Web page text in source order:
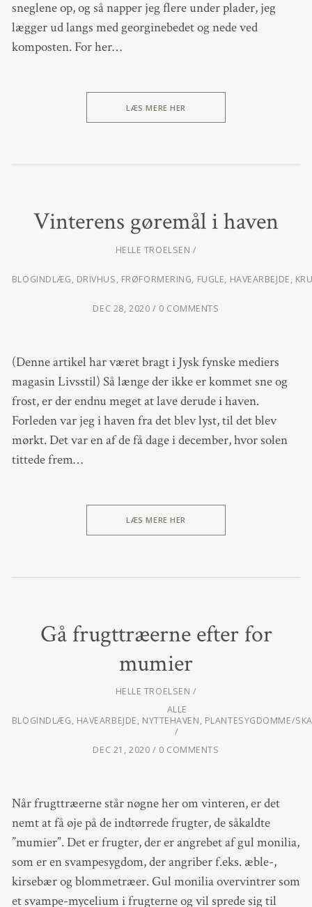
sneglene op, og så napper jeg flere under plader, jeg
lægger ud langs med georginebedet og nede ved
komposten. For her…
LÆS MERE HER
Vinterens gøremål i haven
HELLE TROELSEN
BLOGINDLÆG, DRIVHUS, FRØFORMERING, FUGLE, HAVEARBEJDE,
DEC 28, 2020 0 COMMENTS
(Denne artikel har været bragt i Jysk fynske mediers
magasin Livsstil) Så længe der ikke er kommet sne og
frost, er der endnu meget at lave derude i haven.
Forleden var jeg i haven fra det blev lyst, til det blev
mørkt. Det var en af de få dage i december, hvor solen
tittede frem…
LÆS MERE HER
Gå frugttræerne efter for
mumier
HELLE TROELSEN
ALLE
BLOGINDLÆG, HAVEARBEJDE, NYTTEHAVEN, PLANTESYGDOMME/
DEC 21, 2020 0 COMMENTS
Når frugttræerne står nøgne her om vinteren, er det
nemt at få øje på de indtørrede frugter, de såkaldte
”mumier”. Det er frugter, der er angrebet af gul monilia,
som er en svampesygdom, der angriber f.eks. æble-,
kirsebær og blommetræer. Gul monilia overvintrer som
et svampe-mycelium i frugterne og vil sprede sig til